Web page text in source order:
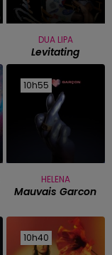
DUA LIPA
Levitating
10h55
10h55
HELENA
Mauvais Garcon
10h40
10h40